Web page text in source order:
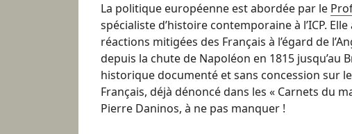
La politique européenne est abordée par le
spécialiste d’histoire contemporaine à l’ICP.
réactions mitigées des Français à l’égard de
depuis la chute de Napoléon en 1815 jusqu’au
historique documenté et sans concession sur
Français, déjà dénoncé dans les « Carnets du
Pierre Daninos, à ne pas manquer !